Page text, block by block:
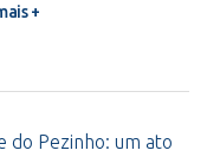
+
do Pezinho: um ato